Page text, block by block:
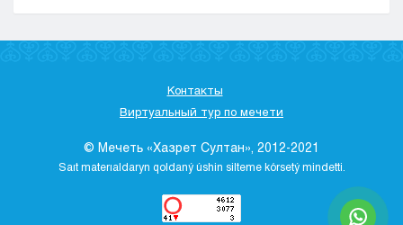
Контакты
Виртуальный тур по мечети
© Мечеть «Хазрет Султан», 2012-2021
Saıt materıaldaryn qoldaný úshіn sіlteme kórsetý mіndettі.